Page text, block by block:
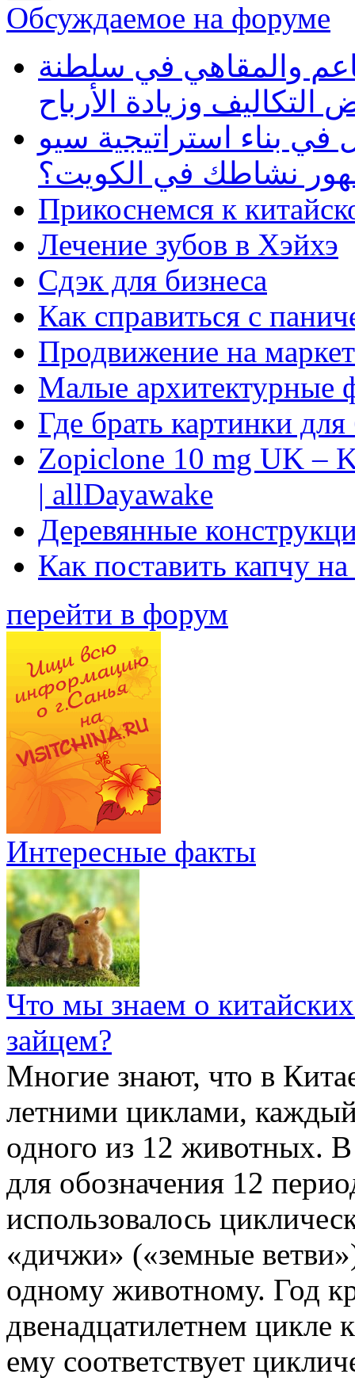
Обсуждаемое на форуме
والمقاهي في سلطنة
وزيادة الأرباح
بناء استراتيجية سيو
نشاطك في الكويت؟
Прикоснемся к
Лечение зубов в Хэйхэ
Сдэк для бизнеса
Как справиться с
Продвижение на
Малые архитектурные
Где брать картинки
Zopiclone 10 mg UK –
| allDayawake
Деревянные
Как поставить капчу
перейти в форум
Интересные факты
Что мы знаем о
зайцем?
Многие знают, что в
летними циклами,
одного из 12 животных. В
для обозначения 12
использовалось
«дичжи» («земные
одному животному. Год
двенадцатилетнем цикле
ему соответствует